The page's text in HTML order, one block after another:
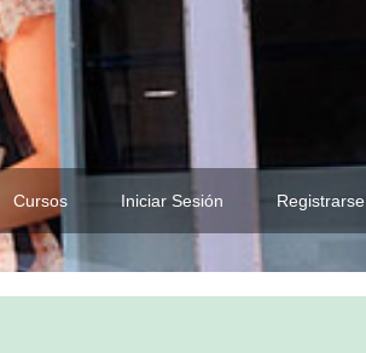
Cursos Iniciar Sesión Registrarse